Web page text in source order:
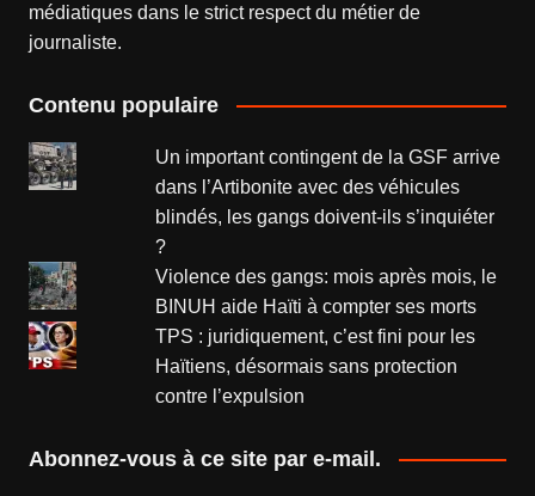
médiatiques dans le strict respect du métier de
journaliste.
Contenu populaire
Un important contingent de la GSF arrive
dans l’Artibonite avec des véhicules
blindés, les gangs doivent-ils s’inquiéter
?
Violence des gangs: mois après mois, le
BINUH aide Haïti à compter ses morts
TPS : juridiquement, c’est fini pour les
Haïtiens, désormais sans protection
contre l’expulsion
Abonnez-vous à ce site par e-mail.